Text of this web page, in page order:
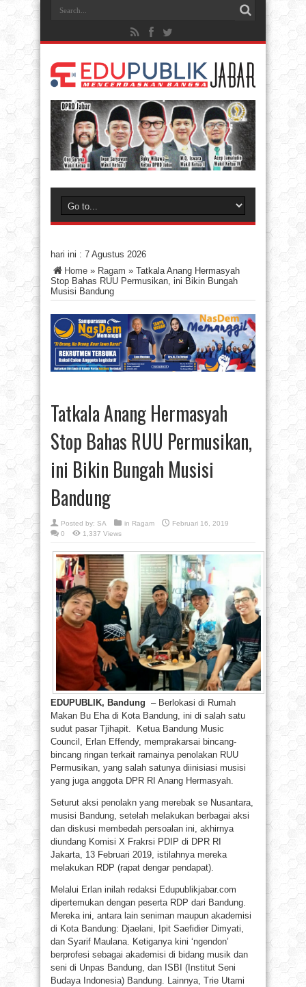
hari ini : 7 Agustus 2026
Home » Ragam » Tatkala Anang Hermasyah
Stop Bahas RUU Permusikan, ini Bikin Bungah
Musisi Bandung
Tatkala Anang Hermasyah
Stop Bahas RUU Permusikan,
ini Bikin Bungah Musisi
Bandung
Posted by: SA in Ragam
Februari 16, 2019
0
1,337 Views
EDUPUBLIK, Bandung – Berlokasi di Rumah
Makan Bu Eha di Kota Bandung, ini di salah satu
sudut pasar Tjihapit. Ketua Bandung Music
Council, Erlan Effendy, memprakarsai bincang-
bincang ringan terkait ramainya penolakan RUU
Permusikan, yang salah satunya diinisiasi musisi
yang juga anggota DPR RI Anang Hermasyah.
Seturut aksi penolakn yang merebak se Nusantara,
musisi Bandung, setelah melakukan berbagai aksi
dan diskusi membedah persoalan ini, akhirnya
diundang Komisi X Frakrsi PDIP di DPR RI
Jakarta, 13 Februari 2019, istilahnya mereka
melakukan RDP (rapat dengar pendapat).
Melalui Erlan inilah redaksi Edupublikjabar.com
dipertemukan dengan peserta RDP dari Bandung.
Mereka ini, antara lain seniman maupun akademisi
di Kota Bandung: Djaelani, Ipit Saefidier Dimyati,
dan Syarif Maulana. Ketiganya kini ‘ngendon’
berprofesi sebagai akademisi di bidang musik dan
seni di Unpas Bandung, dan ISBI (Institut Seni
Budaya Indonesia) Bandung. Lainnya, Trie Utami